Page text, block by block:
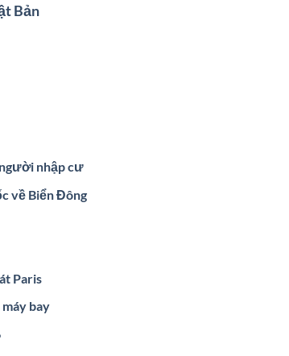
Bản
nhập cư
về Biển Đông
Paris
bay